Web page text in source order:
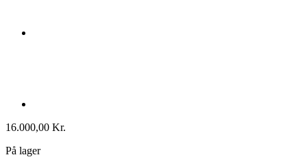
16.000,00 Kr.
På lager